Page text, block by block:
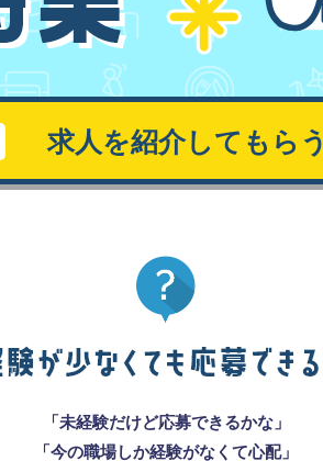
求人を紹介してもらう
「未経験だけど応募できるかな」
「今の職場しか経験がなくて心配」